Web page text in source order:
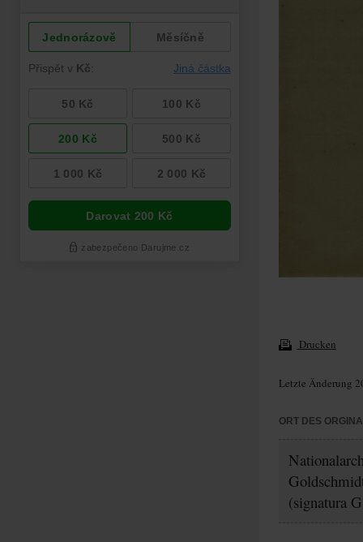
Drucken
Letzte Änderung
ORT DES
(signatura